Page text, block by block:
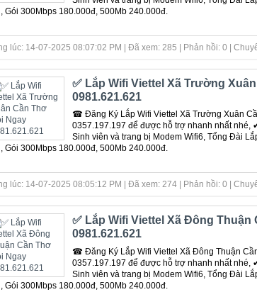
Gói 300Mbps 180.000đ, 500Mb 240.000đ.
lúc: 14-07-2025 08:07:02 PM | Đã xem: 285 | Phản hồi: 0 |
✅ Lắp Wifi Viettel Xã Trường
0981.621.621
☎ Đăng Ký Lắp Wifi Viettel Xã Trường Xuân
0357.197.197 để được hỗ trợ nhanh nhất nhé,
Sinh viên và trang bị Modem Wifi6, Tổng Đài
Gói 300Mbps 180.000đ, 500Mb 240.000đ.
lúc: 14-07-2025 08:05:12 PM | Đã xem: 274 | Phản hồi: 0 |
✅ Lắp Wifi Viettel Xã Đông Thuận
0981.621.621
☎ Đăng Ký Lắp Wifi Viettel Xã Đông Thuận
0357.197.197 để được hỗ trợ nhanh nhất nhé,
Sinh viên và trang bị Modem Wifi6, Tổng Đài
Gói 300Mbps 180.000đ, 500Mb 240.000đ.